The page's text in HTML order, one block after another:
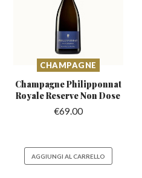
CHAMPAGNE
Champagne Philipponnat
RoyaleReserve Non Dose
€69.00
AGGIUNGI AL CARRELLO